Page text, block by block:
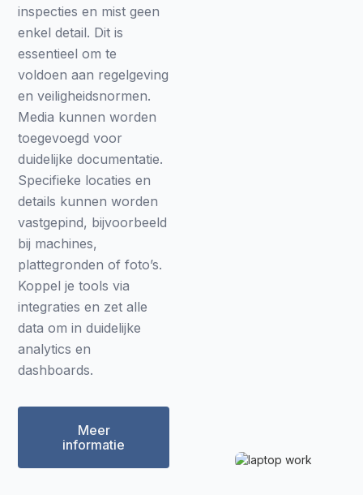
inspecties en mist geen
enkel detail. Dit is
essentieel om te
voldoen aan regelgeving
en veiligheidsnormen.
Media kunnen worden
toegevoegd voor
duidelijke documentatie.
Specifieke locaties en
details kunnen worden
vastgepind, bijvoorbeeld
bij machines,
plattegronden of foto’s.
Koppel je tools via
integraties en zet alle
data om in duidelijke
analytics en
dashboards.
Meer
informatie